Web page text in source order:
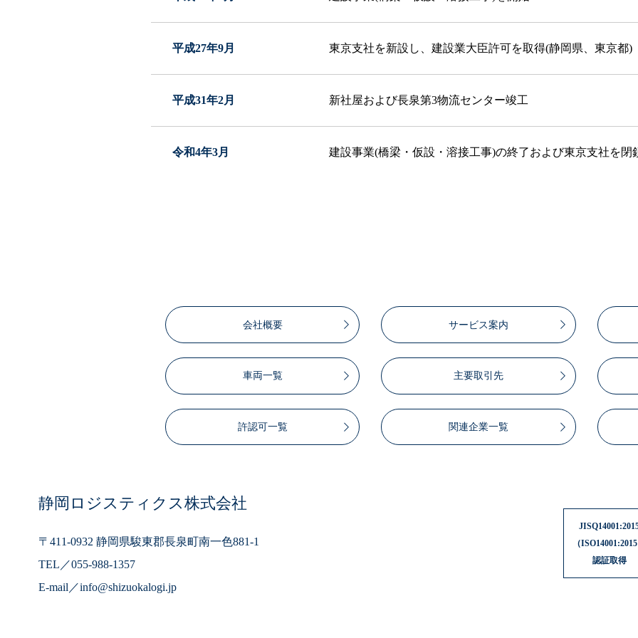
平成27年9月 東京支社を新設し、建設業大臣許可を取得(静岡県、東京都)
平成31年2月 新社屋および長泉第3物流センター竣工
令和4年3月 建設事業(橋梁・仮設・溶接工事)の終了および東京支社を閉
会社概要 サービス案内
車両一覧 主要取引先
許認可一覧 関連企業一覧
静岡ロジスティクス株式会社
〒411-0932 静岡県駿東郡長泉町南一色881-1
TEL／055-988-1357
E-mail／info@shizuokalogi.jp
（
認証取得